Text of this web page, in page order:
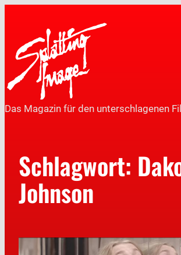
Das Magazin für den unterschlagenen
Schlagwort:
Johnson